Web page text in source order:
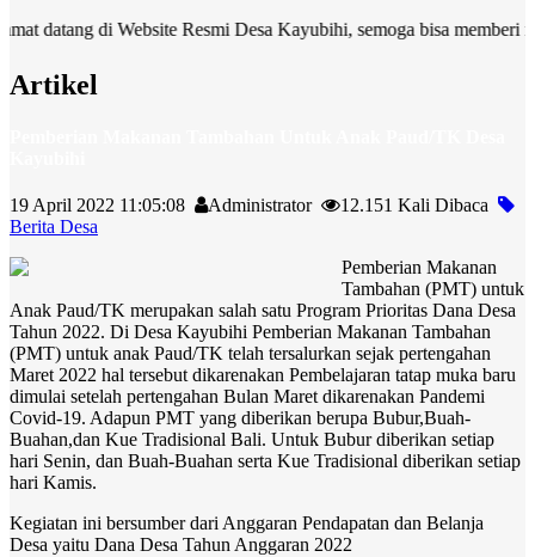
di Website Resmi Desa Kayubihi, semoga bisa memberi manfaat
Artikel
19 April 2022 11:05:08 Administrator
12.151 Kali Dibaca
Berita Desa
Pemberian Makanan
Tambahan (PMT) untuk
Anak Paud/TK merupakan salah satu Program Prioritas Dana Desa
Tahun 2022. Di Desa Kayubihi Pemberian Makanan Tambahan
(PMT) untuk anak Paud/TK telah tersalurkan sejak pertengahan
Maret 2022 hal tersebut dikarenakan Pembelajaran tatap muka baru
dimulai setelah pertengahan Bulan Maret dikarenakan Pandemi
Covid-19. Adapun PMT yang diberikan berupa Bubur,Buah-
Buahan,dan Kue Tradisional Bali. Untuk Bubur diberikan setiap
hari Senin, dan Buah-Buahan serta Kue Tradisional diberikan setiap
hari Kamis.
Kegiatan ini bersumber dari Anggaran Pendapatan dan Belanja
Desa yaitu Dana Desa Tahun Anggaran 2022